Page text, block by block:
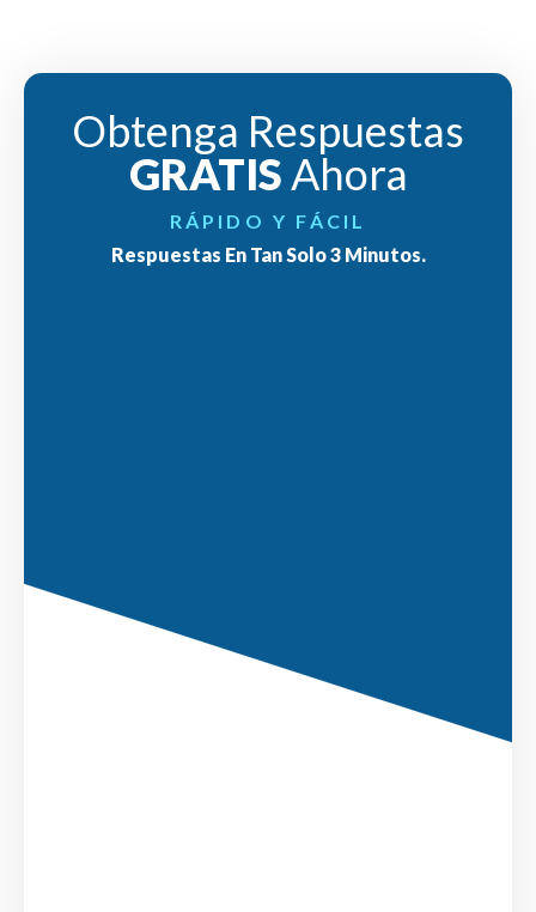
Obtenga Respuestas
GRATISAhora
RÁPIDO Y FÁCIL
Respuestas En Tan Solo 3 Minutos.